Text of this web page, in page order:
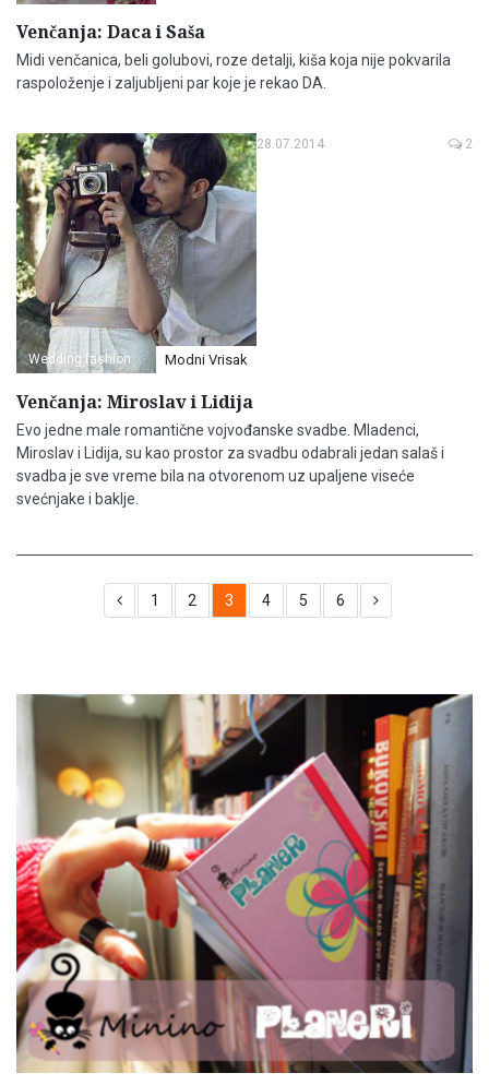
Venčanja: Daca i Saša
Midi venčanica, beli golubovi, roze detalji, kiša koja nije pokvarila
raspoloženje i zaljubljeni par koje je rekao DA.
Wedding fashion Modni Vrisak
28.07.2014 2
Venčanja: Miroslav i Lidija
Evo jedne male romantične vojvođanske svadbe. Mladenci,
Miroslav i Lidija, su kao prostor za svadbu odabrali jedan salaš i
svadba je sve vreme bila na otvorenom uz upaljene viseće
svećnjake i baklje.
1 2 3 4 5 6